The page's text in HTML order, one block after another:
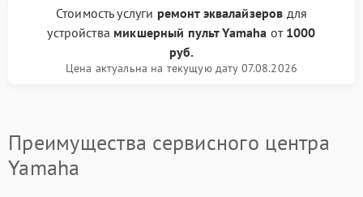
Стоимость услуги ремонт эквалайзеров для
устройства микшерный пульт Yamaha от 1000
руб.
Цена актуальна на текущую дату 07.08.2026
Преимущества сервисного центра
Yamaha